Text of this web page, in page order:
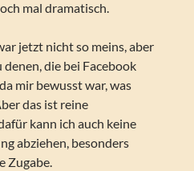
mal dramatisch.
jetzt nicht so meins, aber
die bei Facebook
mir bewusst war, was
das ist reine
kann ich auch keine
abziehen, besonders
Zugabe.